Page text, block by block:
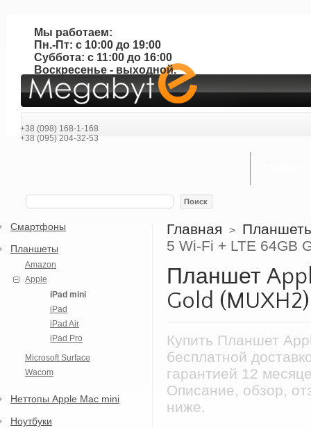
Мы работаем:
Пн.-Пт: с 10:00 до 19:00
Суббота: с 11:00 до 16:00
Воскресенье - выходной.
+38 (098) 168-1-168
+38 (095) 204-32-53
Поиск
Смартфоны
Планшеты
Amazon
Apple
iPad mini
iPad
iPad Air
iPad Pro
Microsoft Surface
Wacom
Неттопы Apple Mac mini
Ноутбуки
Главная >
5 Wi-Fi + LTE 64GB
Планшет
Gold (MUXH2)
Купить Планшет
бесплатной
гарантией 12
Описание, обзор,
ниже.